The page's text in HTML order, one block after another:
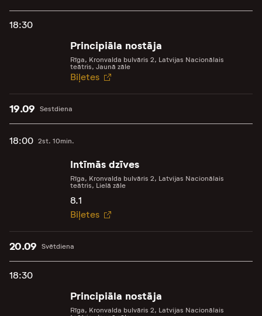
18:30
Principiāla nostāja
Rīga, Kronvalda bulvāris 2, Latvijas Nacionālais
teātris, Jaunā zāle
Biļetes
Sestdiena
19.09
18:00 2st. 10min.
Intīmās dzīves
Rīga, Kronvalda bulvāris 2, Latvijas Nacionālais
teātris, Lielā zāle
8.1
Biļetes
Svētdiena
20.09
18:30
Principiāla nostāja
Rīga, Kronvalda bulvāris 2, Latvijas Nacionālais